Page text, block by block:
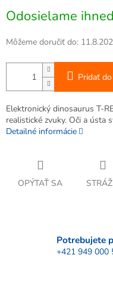
cena:
Odosielame
Môžeme doručiť do:
Pridať
Elektronický dinosaurus T-
realistické zvuky. Oči a ústa
Detailné informácie
OPÝTAŤ SA
Potrebujete
+421 949 000